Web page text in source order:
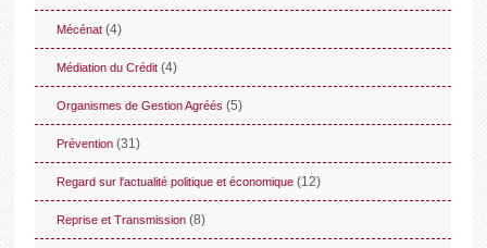
Mécénat (4)
Médiation du Crédit (4)
Organismes de Gestion Agréés (5)
Prévention (31)
Regard sur l'actualité politique et économique (12)
Reprise et Transmission (8)